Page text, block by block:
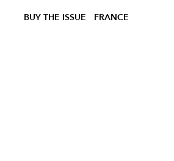
BUY THE ISSUE FRANCE